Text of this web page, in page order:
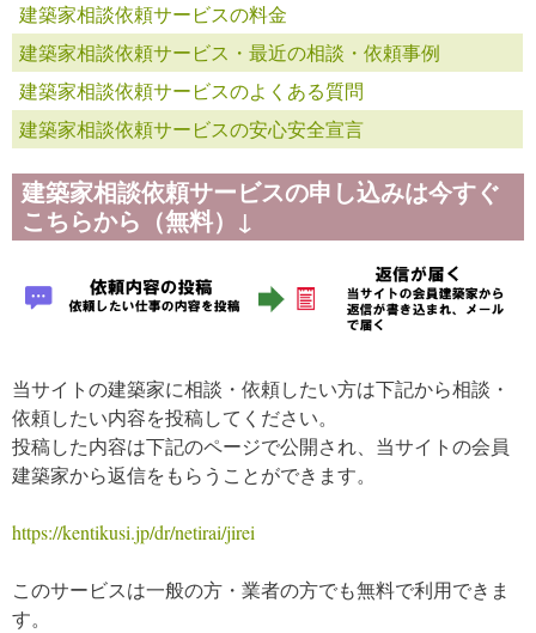
建築家相談依頼サービスの料金
建築家相談依頼サービス・最近の相談・依頼事例
建築家相談依頼サービスのよくある質問
建築家相談依頼サービスの安心安全宣言
建築家相談依頼サービスの申し込みは今すぐ
こちらから（無料）↓
当サイトの建築家に相談・依頼したい方は下記から相談・
依頼したい内容を投稿してください。
投稿した内容は下記のページで公開され、当サイトの会員
建築家から返信をもらうことができます。
https://kentikusi.jp/dr/netirai/jirei
このサービスは一般の方・業者の方でも無料で利用できま
す。